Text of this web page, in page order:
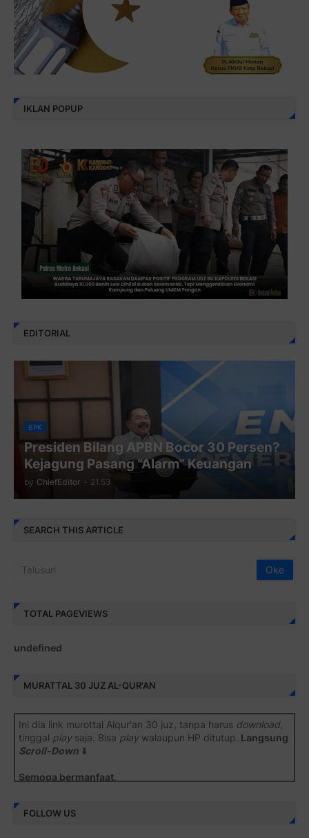
IKLAN POPUP
EDITORIAL
BPK
Presiden Bilang APBN Bocor 30 Persen?
Kejagung Pasang “Alarm” Keuangan
by ChiefEditor - 21.53
SEARCH THIS ARTICLE
TOTAL PAGEVIEWS
undefined
MURATTAL 30 JUZ AL-QUR'AN
Ini dia link murottal Alqur'an 30 juz, tanpa harus download,
tinggal playsaja. Bisa playwalaupun HP ditutup. Langsung
Scroll-Down ⬇️
Semoga bermanfaat
Juz 1 ⇨
FOLLOW US